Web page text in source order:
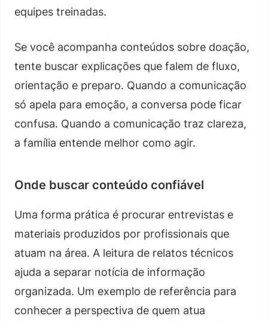
equipes treinadas.
Se você acompanha conteúdos sobre doação,
tente buscar explicações que falem de fluxo,
orientação e preparo. Quando a comunicação
só apela para emoção, a conversa pode ficar
confusa. Quando a comunicação traz clareza,
a família entende melhor como agir.
Onde buscar conteúdo confiável
Uma forma prática é procurar entrevistas e
materiais produzidos por profissionais que
atuam na área. A leitura de relatos técnicos
ajuda a separar notícia de informação
organizada. Um exemplo de referência para
conhecer a perspectiva de quem atua